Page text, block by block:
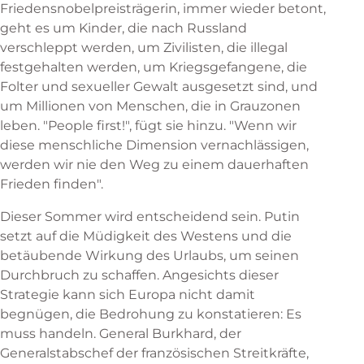
Friedensnobelpreisträgerin, immer wieder betont,
geht es um Kinder, die nach Russland
verschleppt werden, um Zivilisten, die illegal
festgehalten werden, um Kriegsgefangene, die
Folter und sexueller Gewalt ausgesetzt sind, und
um Millionen von Menschen, die in Grauzonen
leben. "People first!", fügt sie hinzu. "Wenn wir
diese menschliche Dimension vernachlässigen,
werden wir nie den Weg zu einem dauerhaften
Frieden finden".
Dieser Sommer wird entscheidend sein. Putin
setzt auf die Müdigkeit des Westens und die
betäubende Wirkung des Urlaubs, um seinen
Durchbruch zu schaffen. Angesichts dieser
Strategie kann sich Europa nicht damit
begnügen, die Bedrohung zu konstatieren: Es
muss handeln. General Burkhard, der
Generalstabschef der französischen Streitkräfte,